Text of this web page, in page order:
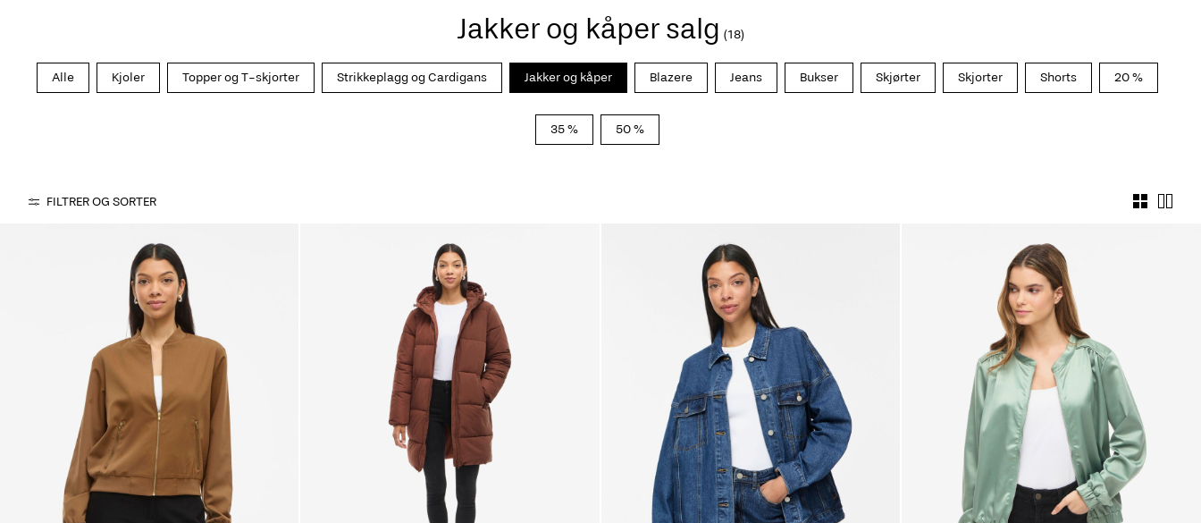
Jakker og kåper salg (18)
Alle Kjoler Topper og T-skjorter Strikkeplagg og Cardigans Jakker og kåper Blazere Jeans Bukser Skjørter Skjorter Shorts 20 %
35 % 50 %
FILTRER OG SORTER